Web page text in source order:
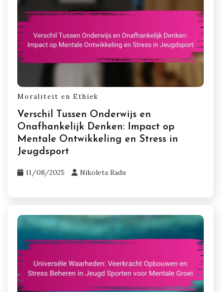
Moraliteit en Ethiek
Verschil Tussen Onderwijs en
Onafhankelijk Denken: Impact op
Mentale Ontwikkeling en Stress in
Jeugdsport
11/08/2025 Nikoleta Radu